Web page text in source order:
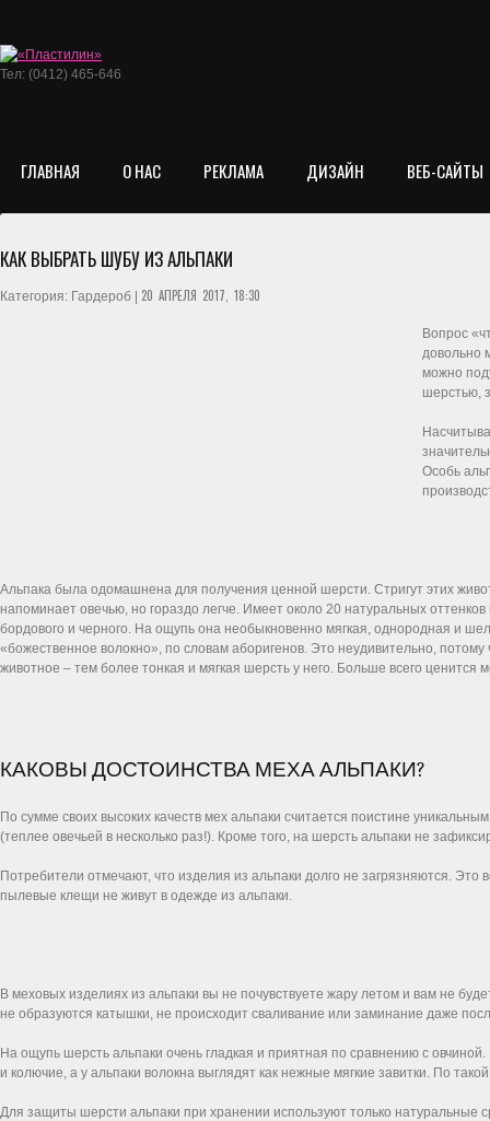
Тел: (0412) 465-646
ГЛАВНАЯ О НАС РЕКЛАМА ДИЗАЙН ВЕБ-САЙТЫ
КАК ВЫБРАТЬ ШУБУ ИЗ АЛЬПАКИ
Категория: Гардероб | 20 АПРЕЛЯ 2017, 18:30
Вопрос
довольно
можно
шерстью,
Особь
Альпака была одомашнена для получения ценной шерсти. Стригут этих
напоминает овечью, но гораздо легче. Имеет около 20 натуральных
бордового и черного. На ощупь она необыкновенно мягкая, однородная и
«божественное волокно», по словам аборигенов. Это неудивительно,
животное – тем более тонкая и мягкая шерсть у него. Больше всего ценится
КАКОВЫ ДОСТОИНСТВА МЕХА АЛЬПАКИ?
По сумме своих высоких качеств мех альпаки считается поистине
(теплее овечьей в несколько раз!). Кроме того, на шерсть альпаки не
Потребители отмечают, что изделия из альпаки долго не загрязняются.
пылевые клещи не живут в одежде из альпаки.
В меховых изделиях из альпаки вы не почувствуете жару летом и вам не
не образуются катышки, не происходит сваливание или заминание даже
На ощупь шерсть альпаки очень гладкая и приятная по сравнению с
и колючие, а у альпаки волокна выглядят как нежные мягкие завитки. По
Для защиты шерсти альпаки при хранении используют только натуральные